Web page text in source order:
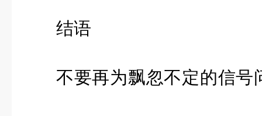
结语
不要再为飘忽不定的信号